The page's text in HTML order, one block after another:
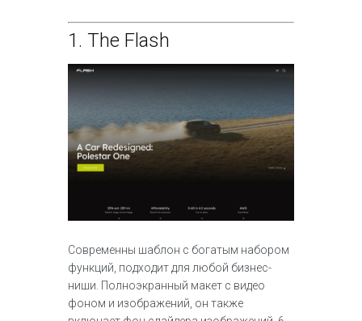
1. The Flash
Современны шаблон с богатым набором
функций, подходит для любой бизнес-
ниши. Полноэкранный макет с видео
фоном и изображений, он также